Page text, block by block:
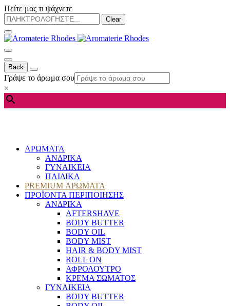
Πείτε μας τι ψάχνετε
Clear
Back
Γράψε το άρωμα σου
×
ΑΡΩΜΑΤΑ
ΑΝΔΡΙΚΑ
ΓΥΝΑΙΚΕΙΑ
ΠΑΙΔΙΚΑ
PREMIUM ΑΡΩΜΑΤΑ
ΠΡΟΪΟΝΤΑ ΠΕΡΙΠΟΙΗΣΗΣ
ΑΝΔΡΙΚΑ
AFTERSHAVE
BODY BUTTER
BODY OIL
BODY MIST
HAIR & BODY MIST
ROLL ON
ΑΦΡΟΛΟΥΤΡΟ
ΚΡΕΜΑ ΣΩΜΑΤΟΣ
ΓΥΝΑΙΚΕΙΑ
BODY BUTTER